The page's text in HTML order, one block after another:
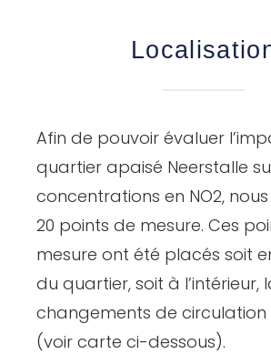
Afin de pouvoir évaluer
quartier apaisé Neerstalle
concentrations en NO2,
20 points de mesure. Ces
mesure ont été placés soit
du quartier, soit à l’intérieur,
changements de circulation
(voir carte ci-dessous).